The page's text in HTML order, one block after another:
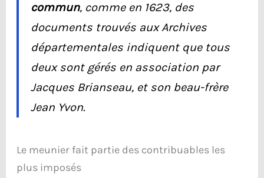
commun, comme en 1623, des
documents trouvés aux Archives
départementales indiquent que tous
deux sont gérés en association par
Jacques Brianseau, et son beau-frère
Jean Yvon.
Le meunier fait partie des contribuables les
plus imposés